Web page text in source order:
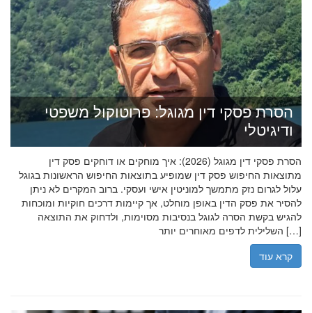
הסרת פסקי דין מגוגל: פרוטוקול משפטי
ודיגיטלי
הסרת פסקי דין מגוגל (2026): איך מוחקים או דוחקים פסק דין
מתוצאות החיפוש פסק דין שמופיע בתוצאות החיפוש הראשונות בגוגל
עלול לגרום נזק מתמשך למוניטין אישי ועסקי. ברוב המקרים לא ניתן
להסיר את פסק הדין באופן מוחלט, אך קיימות דרכים חוקיות ומוכחות
להגיש בקשת הסרה לגוגל בנסיבות מסוימות, ולדחוק את התוצאה
השלילית לדפים מאוחרים יותר […]
קרא עוד